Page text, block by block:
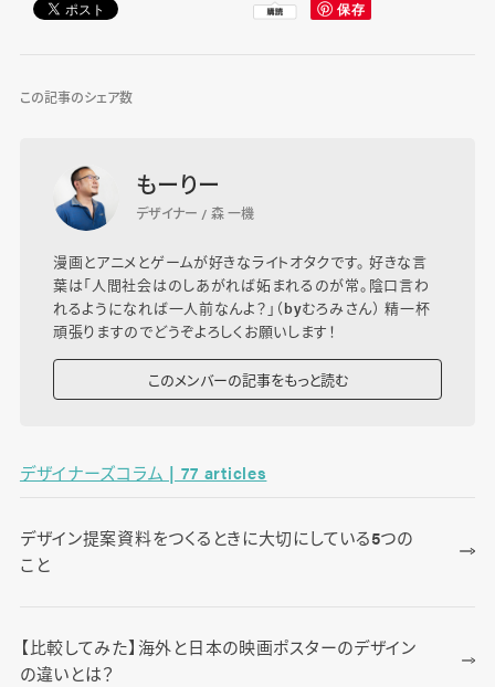
この記事のシェア数
もーりー
デザイナー / 森 一機
漫画とアニメとゲームが好きなライトオタクです。 好きな言
葉は「人間社会はのしあがれば妬まれるのが常。陰口言わ
れるようになれば一人前なんよ？」（byむろみさん） 精一杯
頑張りますのでどうぞよろしくお願いします！
このメンバーの記事をもっと読む
デザイナーズコラム | 77 articles
デザイン提案資料をつくるときに大切にしている5つの
こと
【比較してみた】海外と日本の映画ポスターのデザイン
の違いとは？